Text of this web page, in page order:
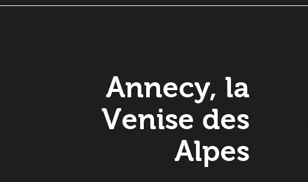
Annecy, la
Venise des
Alpes